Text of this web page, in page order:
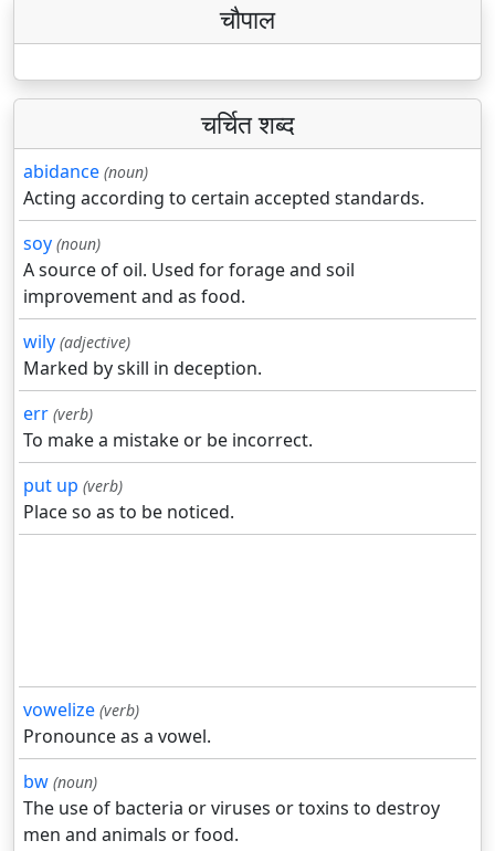
चौपाल
चर्चित शब्द
abidance (noun)
Acting according to certain accepted standards.
soy (noun)
A source of oil. Used for forage and soil
improvement and as food.
wily (adjective)
Marked by skill in deception.
err (verb)
To make a mistake or be incorrect.
put up (verb)
Place so as to be noticed.
vowelize (verb)
Pronounce as a vowel.
bw (noun)
The use of bacteria or viruses or toxins to destroy
men and animals or food.